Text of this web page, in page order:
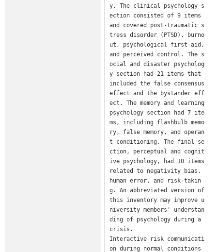
y. The clinical psychology s
ection consisted of 9 items
and covered post-traumatic s
tress disorder (PTSD), burno
ut, psychological first-aid,
and perceived control. The s
ocial and disaster psycholog
y section had 21 items that
included the false consensus
effect and the bystander eff
ect. The memory and learning
psychology section had 7 ite
ms, including flashbulb memo
ry, false memory, and operan
t conditioning. The final se
ction, perceptual and cognit
ive psychology, had 10 items
related to negativity bias,
human error, and risk-takin
g. An abbreviated version of
this inventory may improve u
niversity members' understan
ding of psychology during a
crisis.
Interactive risk communicati
on during normal conditions